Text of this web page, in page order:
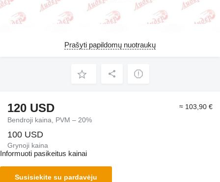
Prašyti papildomų nuotraukų
120 USD
Bendroji kaina, PVM – 20%
≈ 103,90 €
100 USD
Grynoji kaina
Informuoti pasikeitus kainai
Susisiekite su pardavėju